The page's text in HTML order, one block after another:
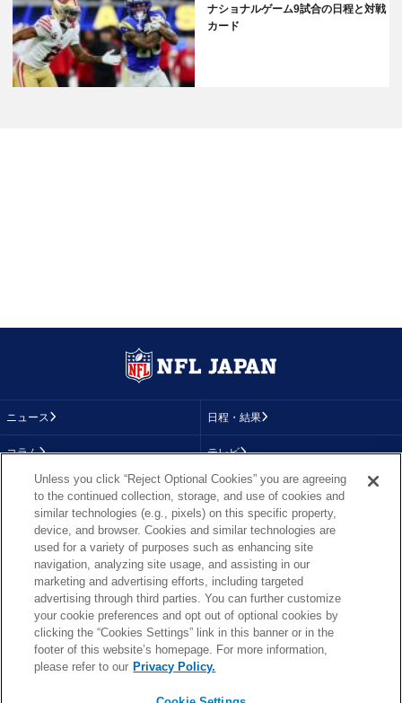
ナショナルゲーム9試合の日程と対戦
カード
ニュース 日程・結果
コラム テレビ
順位表
About NFL
More NFL 特集
TOP お問い合わせ FAQ
Unless you click “Reject Optional Cookies” you are agreeing
to the continued collection, storage, and use of cookies and
similar technologies (e.g., pixels) on this specific property,
device, and browser. Cookies and similar technologies are
used for a variety of purposes such as enhancing site
navigation, analyzing site usage, and assisting in our
marketing and advertising efforts, including targeted
advertising through third parties. You can further customize
your cookie preferences and opt out of optional cookies by
clicking the “Cookies Settings” link in this banner or in the
footer of this website’s homepage. For more information,
please refer to our Privacy Policy.